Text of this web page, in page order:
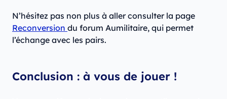
N’hésitez pas non plus à aller consulter la page
Reconversion du forum Aumilitaire, qui permet
l’échange avec les pairs.
Conclusion : à vous de jouer !